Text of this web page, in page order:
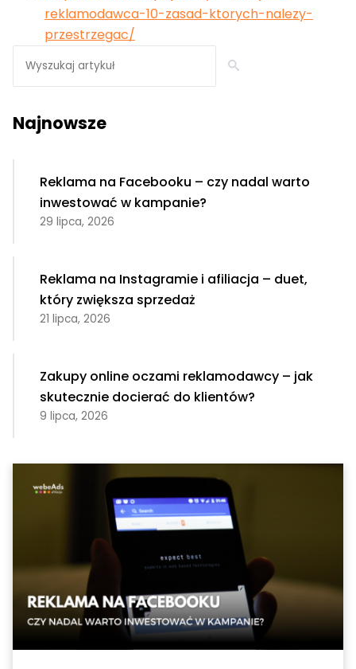
reklamodawca-10-zasad-ktorych-nalezy-
przestrzegac/
Najnowsze
Reklama na Facebooku – czy nadal warto
inwestować w kampanie?
29 lipca, 2026
Reklama na Instagramie i afiliacja – duet,
który zwiększa sprzedaż
21 lipca, 2026
Zakupy online oczami reklamodawcy – jak
skutecznie docierać do klientów?
9 lipca, 2026